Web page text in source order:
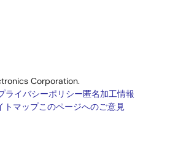
Corporation.
ライバシーポリシー匿名加工情報
トマップこのページへのご意見